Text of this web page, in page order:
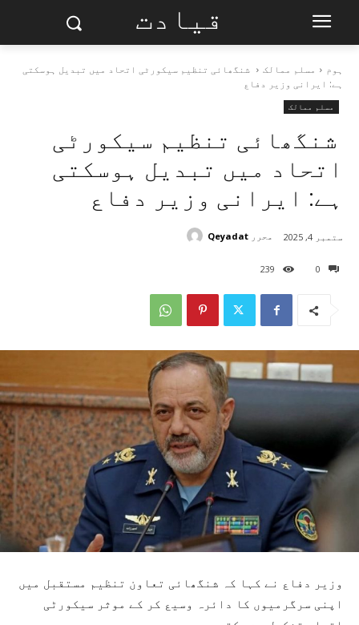
قیادت
ہوم مسلم ممالک
شنگھائی تنظیم سیکورٹی اتحاد میں تبدیل ہوسکتی
ہے: ایرانی وزیر دفاع
مسلم ممالک
شنگھائی تنظیم سیکورٹی
اتحاد میں تبدیل ہوسکتی
ہے: ایرانی وزیر دفاع
0
239
ستمبر 4, 2025 محرر Qeyadat
وزیر دفاع نے کہا کہ شنگھائی تعاون تنظیم مستقبل میں
اپنی سرگرمیوں کا دائرہ وسیع کر کے موثر سیکورٹی